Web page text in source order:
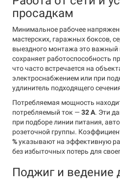
просадкам
Минимальное рабочее
мастерских, гаражных боксов,
выездного монтажа это важный
сохраняет работоспособность
что часто встречается на
электроснабжением или при
удлинитель подходящего
Потребляемая мощность
потребляемый ток — 32 А. Эти
при подборе линии питания,
розеточной группы.
%указывают на эффективную
без избыточных потерь для
Поджиг и ведение